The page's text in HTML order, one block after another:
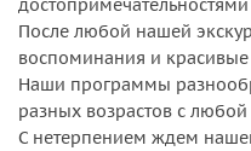
После любой нашей
воспоминания и
Наши программы
разных возрастов с любой
С нетерпением ждем